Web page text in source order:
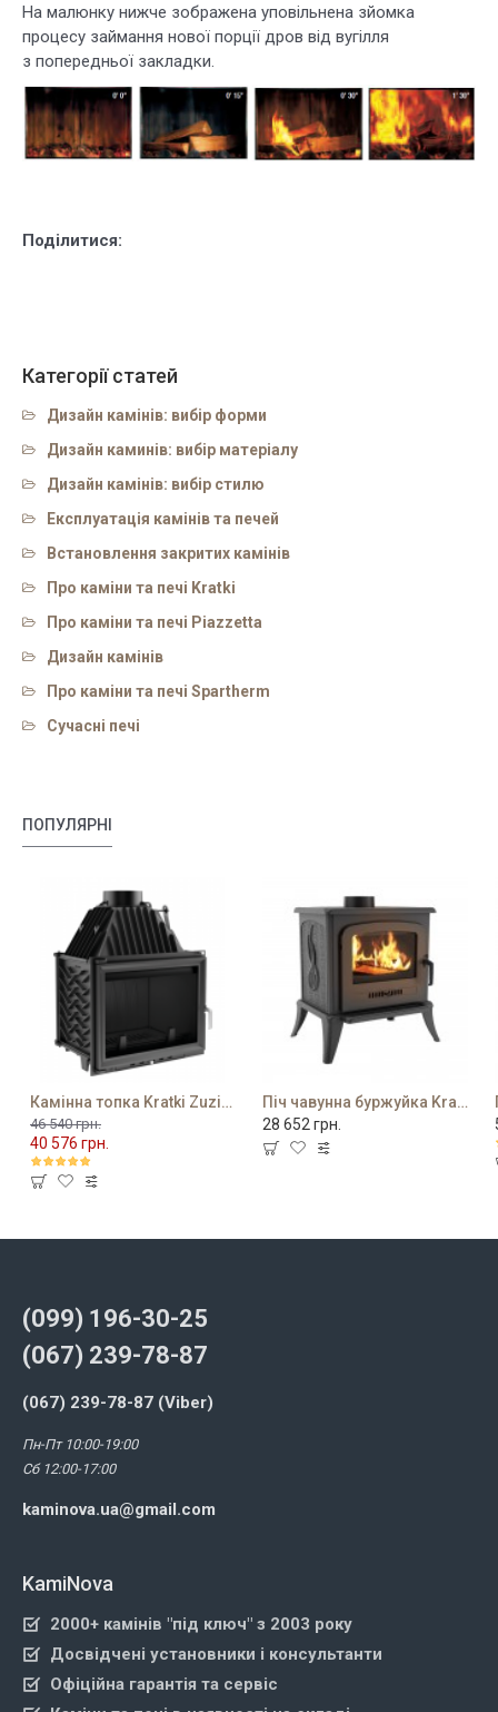
На малюнку нижче зображена уповільнена зйомка
процесу займання нової порції дров від вугілля
з попередньої закладки.
Поділитися:
Категорії статей
Дизайн камінів: вибір форми
Дизайн каминів: вибір матеріалу
Дизайн камінів: вибір стилю
Експлуатація камінів та печей
Встановлення закритих камінів
Про каміни та печі Kratki
Про каміни та печі Piazzetta
Дизайн камінів
Про каміни та печі Spartherm
Сучасні печі
ПОПУЛЯРНІ
Камінна топка Kratki Zuzia 16 PF
40 576 грн.
46 540 грн.
Піч чавунна буржуйка Kratki K7
28 652 грн.
(099) 196-30-25
(067) 239-78-87
(067) 239-78-87 (Viber)
Пн-Пт 10:00-19:00
Сб 12:00-17:00
kaminova.ua@gmail.com
KamiNova
2000+ камінів "під ключ" з 2003 року
Досвідчені установники і консультанти
Офіційна гарантія та сервіс